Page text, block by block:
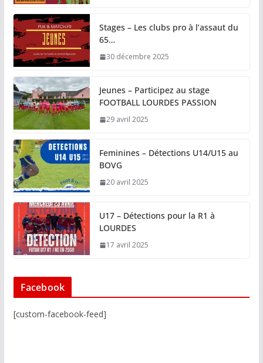
Stages – Les clubs pro à l’assaut du
65…
30 décembre 2025
Jeunes – Participez au stage
FOOTBALL LOURDES PASSION
29 avril 2025
Feminines – Détections U14/U15 au
BOVG
20 avril 2025
U17 – Détections pour la R1 à
LOURDES
17 avril 2025
Facebook
[custom-facebook-feed]